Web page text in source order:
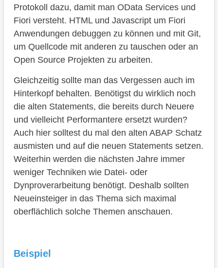
Protokoll dazu, damit man OData Services und
Fiori versteht. HTML und Javascript um Fiori
Anwendungen debuggen zu können und mit Git,
um Quellcode mit anderen zu tauschen oder an
Open Source Projekten zu arbeiten.
Gleichzeitig sollte man das Vergessen auch im
Hinterkopf behalten. Benötigst du wirklich noch
die alten Statements, die bereits durch Neuere
und vielleicht Performantere ersetzt wurden?
Auch hier solltest du mal den alten ABAP Schatz
ausmisten und auf die neuen Statements setzen.
Weiterhin werden die nächsten Jahre immer
weniger Techniken wie Datei- oder
Dynproverarbeitung benötigt. Deshalb sollten
Neueinsteiger in das Thema sich maximal
oberflächlich solche Themen anschauen.
Beispiel